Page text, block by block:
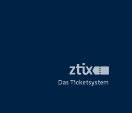
Das Ticketsystem